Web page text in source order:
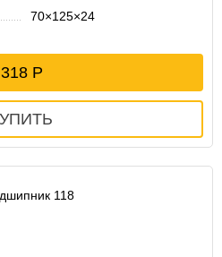
70×125×24
318